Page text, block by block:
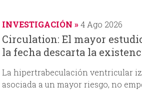
e
a
INVESTIGACIÓN 4 Ago 2026
Circulation: El mayor
la fecha descarta la
La hipertrabeculación ventricular
asociada a un mayor riesgo, no